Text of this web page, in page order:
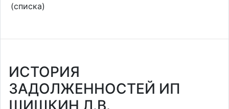
(списка)
ИСТОРИЯ
ЗАДОЛЖЕННОСТЕЙ ИП
ШИШКИН Л.В.